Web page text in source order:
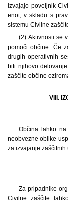
izvajajo poveljnik
enot, v skladu s
sistemu Civilne
(2) Aktivnosti se
pomoči občine. Če
drugih operativnih
biti njihovo
zaščite občine
VIII.
Občina lahko
neobvezne oblike
za izvajanje zaščitnih
Za pripadnike
Civilne zaščite